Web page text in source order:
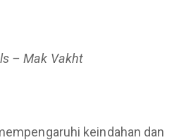
– Mak Vakht
keindahan dan